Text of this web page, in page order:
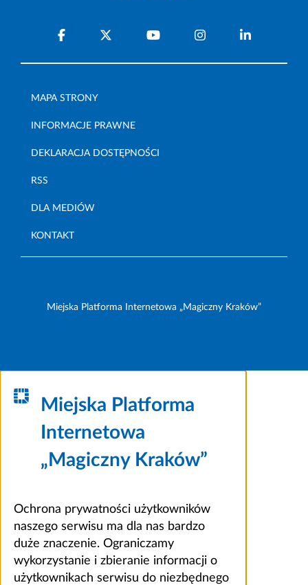
MAPA STRONY
INFORMACJE PRAWNE
DEKLARACJA DOSTĘPNOŚCI
RSS
DLA MEDIÓW
KONTAKT
Miejska Platforma Internetowa „Magiczny Kraków”
Miejska Platforma
Internetowa
„Magiczny Kraków”
Ochrona prywatności użytkowników
naszego serwisu ma dla nas bardzo
duże znaczenie. Ograniczamy
wykorzystanie i zbieranie informacji o
użytkownikach serwisu do niezbędnego